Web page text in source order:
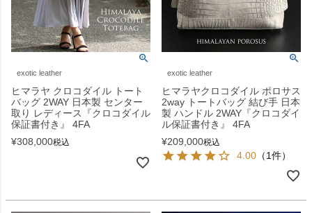
exotic leather
ヒマラヤ クロコダイル トート
バッグ 2WAY 日本製 センター
取り レディース『クロコダイル
保証書付き』 4FA
¥308,000税込
exotic leather
ヒマラヤクロコダイル ポロサス
2way トートバッグ 結び手 日本
製 ハンドル 2WAY『クロコダイ
ル保証書付き』 4FA
¥209,000税込
4.00 （1件）